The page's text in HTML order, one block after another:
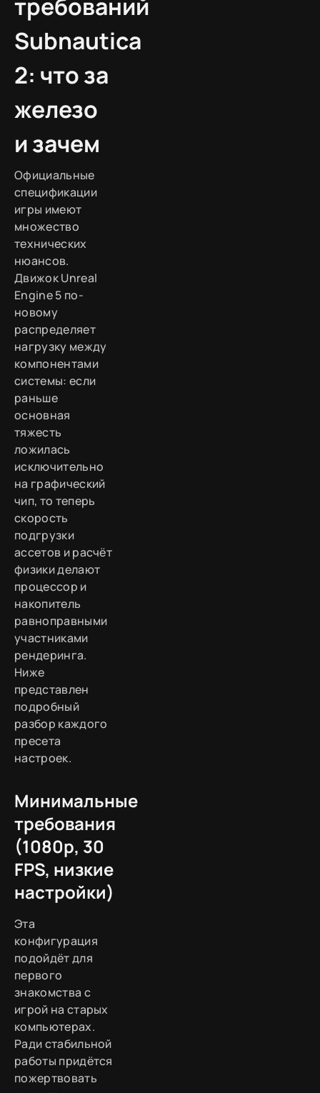
требований
Subnautica
2: что за
железо
и зачем
Официальные
спецификации
игры имеют
множество
технических
нюансов.
Движок Unreal
Engine 5 по-
новому
распределяет
нагрузку между
компонентами
системы: если
раньше
основная
тяжесть
ложилась
исключительно
на графический
чип, то теперь
скорость
подгрузки
ассетов и расчёт
физики делают
процессор и
накопитель
равноправными
участниками
рендеринга.
Ниже
представлен
подробный
разбор каждого
пресета
настроек.
Минимальные
требования
(1080p, 30
FPS, низкие
настройки)
Эта
конфигурация
подойдёт для
первого
знакомства с
игрой на старых
компьютерах.
Ради стабильной
работы придётся
пожертвовать